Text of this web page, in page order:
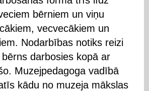
bērniem un viņu
vecvecākiem un
Nodarbības notiks reizi
darbosies kopā ar
Muzejpedagoga vadībā
kādu no muzeja mākslas